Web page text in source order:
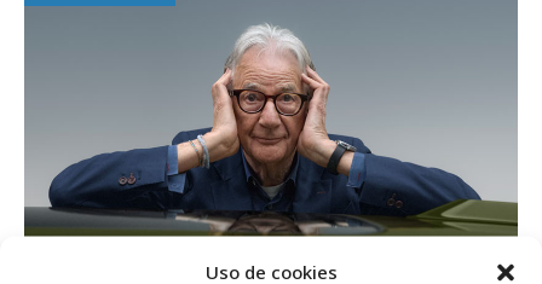
Uso de cookies